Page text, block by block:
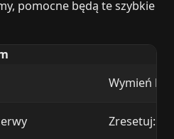
pomocne będą te szybkie
Wymień
Zresetuj: